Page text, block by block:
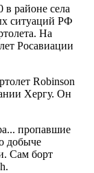
в районе села
ситуаций РФ
На
Росавиации
Robinson
Хергу. Он
пропавшие
добыче
Сам борт